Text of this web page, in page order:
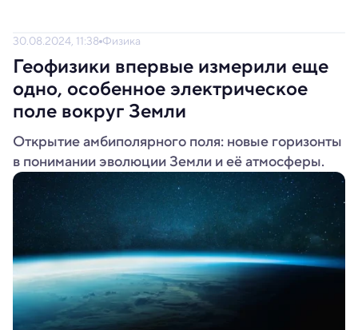
30.08.2024, 11:38 Физика
Геофизики впервые измерили еще
одно, особенное электрическое
поле вокруг Земли
Открытие амбиполярного поля: новые горизонты
в понимании эволюции Земли и её атмосферы.